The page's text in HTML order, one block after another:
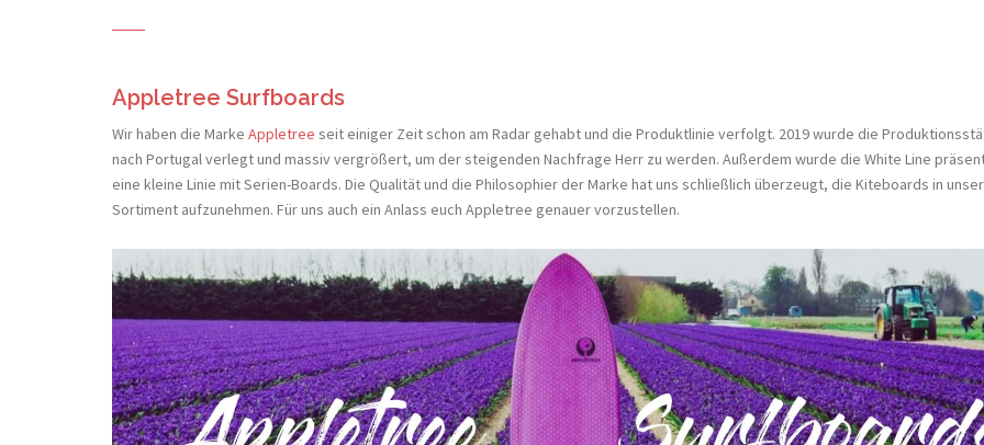
Appletree Surfboards
Wir haben die Marke Appletree seit einiger Zeit schon am Radar gehabt und die Produktlinie verfolgt. 2019 wurde die
nach Portugal verlegt und massiv vergrößert, um der steigenden Nachfrage Herr zu werden. Außerdem wurde die White Line
eine kleine Linie mit Serien-Boards. Die Qualität und die Philosophier der Marke hat uns schließlich überzeugt, die Kiteboards in unser
Sortiment aufzunehmen. Für uns auch ein Anlass euch Appletree genauer vorzustellen.